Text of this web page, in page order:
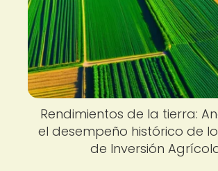
Rendimientos de la tierra:
el desempeño histórico de
de Inversión